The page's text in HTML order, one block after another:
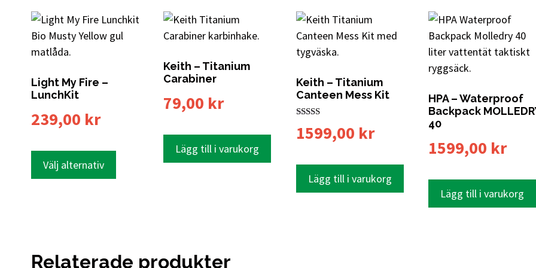
Light My Fire –
LunchKit
239,00 kr
Välj alternativ
Keith – Titanium
Carabiner
79,00 kr
Lägg till i varukorg
Keith – Titanium
Canteen Mess Kit
5.00
1599,00 kr
Lägg till i varukorg
HPA – Waterproof
Backpack
40
1599,00 kr
Lägg till i varukorg
Relaterade produkter